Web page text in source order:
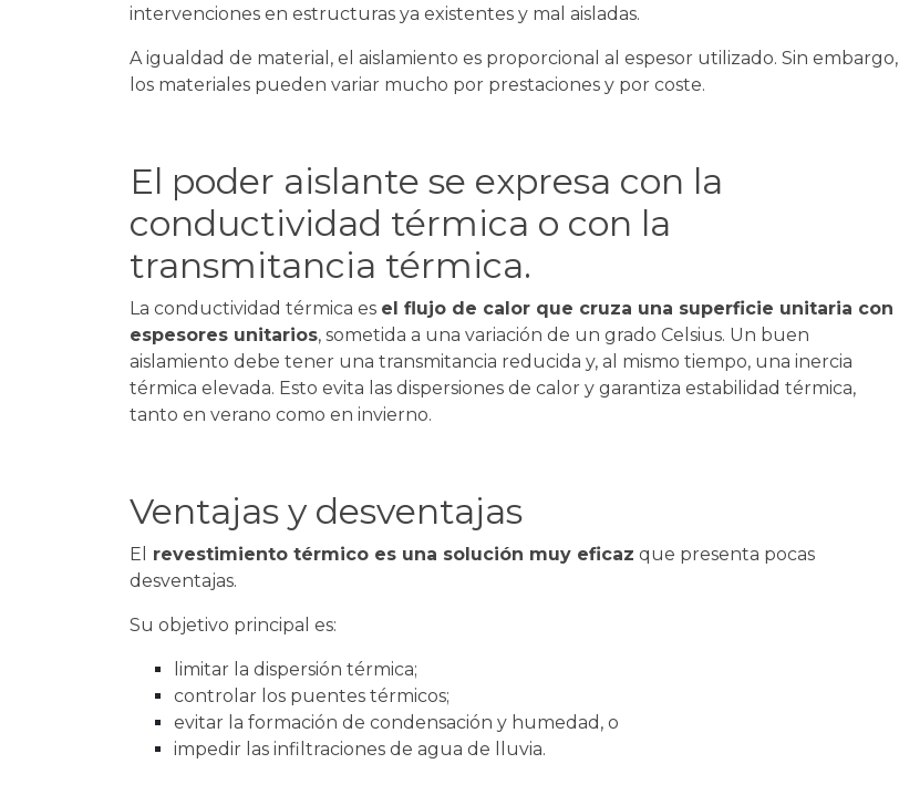
intervenciones en estructuras ya existentes y mal aisladas.
A igualdad de material, el aislamiento es proporcional al espesor utilizado. Sin embargo,
los materiales pueden variar mucho por prestaciones y por coste.
El poder aislante se expresa con la
conductividad térmica o con la
transmitancia térmica.
La conductividad térmica es el flujo de calor que cruza una superficie unitaria con
espesores unitarios, sometida a una variación de un grado Celsius. Un buen
aislamiento debe tener una transmitancia reducida y, al mismo tiempo, una inercia
térmica elevada. Esto evita las dispersiones de calor y garantiza estabilidad térmica,
tanto en verano como en invierno.
Ventajas y desventajas
El revestimiento térmico es una solución muy eficaz que presenta pocas
desventajas.
Su objetivo principal es:
limitar la dispersión térmica;
controlar los puentes térmicos;
evitar la formación de condensación y humedad, o
impedir las infiltraciones de agua de lluvia.